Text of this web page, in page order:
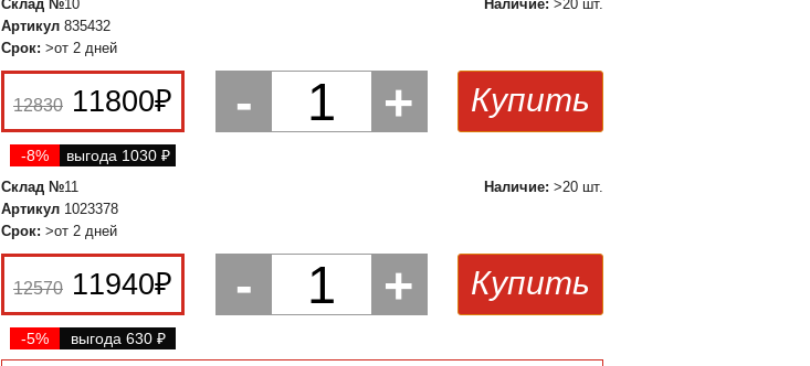
Наличие: >20 шт.
Склад №10
Артикул 835432
Срок: >от 2 дней
12830 11800₽
-8% выгода 1030 ₽
- 1 + Купить
Наличие: >20 шт.
Склад №11
Артикул 1023378
Срок: >от 2 дней
12570 11940₽
-5% выгода 630 ₽
- 1 + Купить